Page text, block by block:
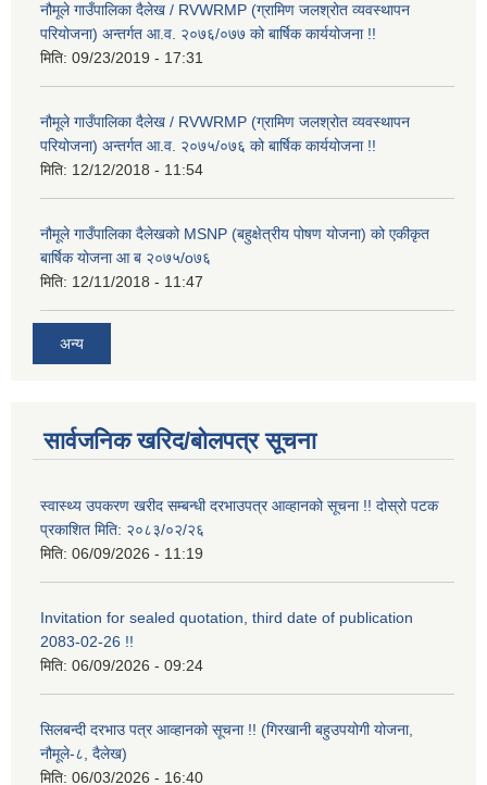
नौमूले गाउँपालिका दैलेख / RVWRMP (ग्रामिण जलश्रोत व्यवस्थापन
परियोजना) अन्तर्गत आ.व. २०७६/०७७ को बार्षिक कार्ययोजना !!
मिति: 09/23/2019 - 17:31
नौमूले गाउँपालिका दैलेख / RVWRMP (ग्रामिण जलश्रोत व्यवस्थापन
परियोजना) अन्तर्गत आ.व. २०७५/०७६ को बार्षिक कार्ययोजना !!
मिति: 12/12/2018 - 11:54
नौमूले गाउँपालिका दैलेखको MSNP (बहुक्षेत्रीय पोषण योजना) को एकीकृत
बार्षिक योजना आ ब २०७५/o७६
मिति: 12/11/2018 - 11:47
अन्य
सार्वजनिक खरिद/बोलपत्र सूचना
स्वास्थ्य उपकरण खरीद सम्बन्धी दरभाउपत्र आव्हानको सूचना !! दोस्रो पटक
प्रकाशित मिति: २०८३/०२/२६
मिति: 06/09/2026 - 11:19
Invitation for sealed quotation, third date of publication
2083-02-26 !!
मिति: 06/09/2026 - 09:24
सिलबन्दी दरभाउ पत्र आव्हानको सूचना !! (गिरखानी बहुउपयोगी योजना,
नौमूले-८, दैलेख)
मिति: 06/03/2026 - 16:40